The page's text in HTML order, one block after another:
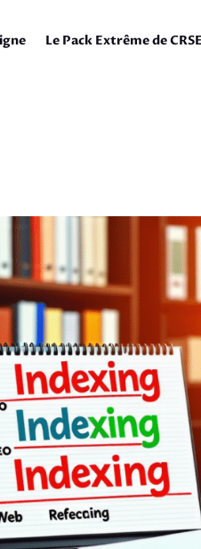
Le Pack Extrême de